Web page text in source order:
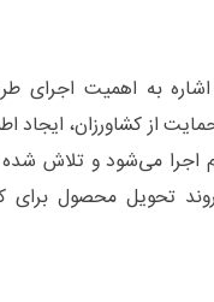
به اهمیت اجرای
از کشاورزان، ایجاد
اجرا می‌شود و تلاش
تحویل محصول برای